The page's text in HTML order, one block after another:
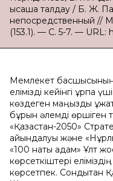
қысқаша талдау / Б. Ж.
непосредственный //
(153.1). — С. 5-7. — URL:
Мемлекет
елімізді кейінгі
көздеген маңызды
бұрын әлемді өршіген
«Қазақстан-2050»
айқындалуы және
«100 нақты қадам» Ұлт
көрсеткіштері
көрсетпек. Сондықтан